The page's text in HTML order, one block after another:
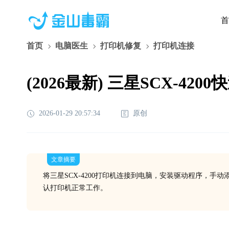
首页 电脑医生 打印机修复 打印机连接
(2026最新) 三星SCX-4200
2026-01-29 20:57:34 原创
文章摘要
将三星SCX-4200打印机连接到电脑，安装驱动程序，手
认打印机正常工作。